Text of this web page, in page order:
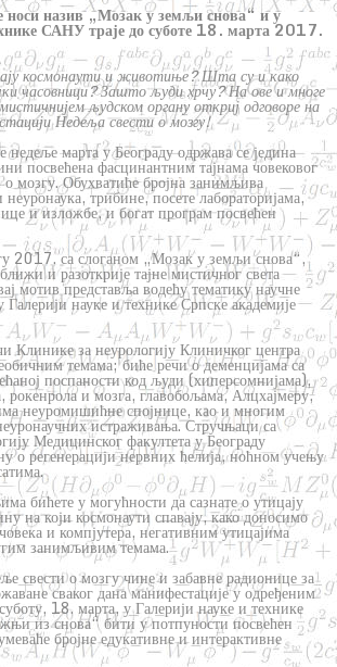
носи назив „Мозак у земљи снова“ и у
САНУ траје до суботе 18. марта 2017.
космонаути и животиње?Шта су и како
часовници? Зашто људи хрчу? На ове и многе
људском органу откриј одговоре на
Недеља свести о мозгу!
недеље марта у Београду одржава се једина
посвећена фасцинантним тајнама човековог
мозгу. Обухватиће бројна занимљива
трибине, посете лабораторијама,
и изложбе, и богат програм посвећен
2017. са слоганом „Мозак у земљи снова“,
и разоткрије тајне мистичног света
мотив представља водећу тематику научне
науке и технике Српске академије
Клинике за неурологију Клиничког центра
темама; биће речи о деменцијама са
поспаности код људи (хиперсомнијама),
и мозга, главобољама, Алцхајмеру,
неуромишићне спојнице, као и многим
истраживања. Стручњаци са
Медицинског факултета у Београду
о регенерацији нервних ћелија, ноћном учењу
бићете у могућности да сазнате о утицају
на који космонаути спавају, како доносимо
и компјутера, негативним утицајима
занимљивим темама.
свести о мозгу чине и забавне радионице за
сваког дана манифестације у одређеним
18. марта, у Галерији науке и технике
из снова“ бити у потпуности посвећен
бројне едукативне и интерактивне